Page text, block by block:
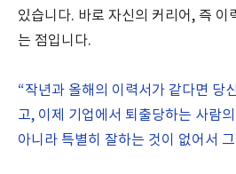
있습니다. 바로 자신의 커리어, 즉 이
는 점입니다.
“작년과 올해의 이력서가 같다면 당
고, 이제 기업에서 퇴출당하는 사람
아니라 특별히 잘하는 것이 없어서